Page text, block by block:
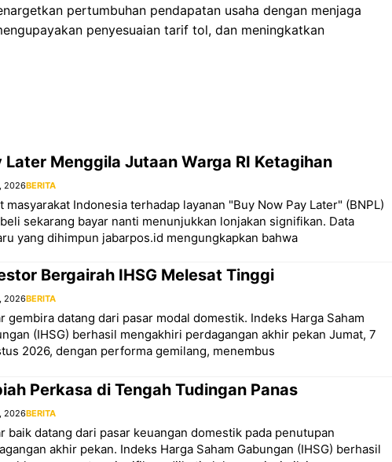
pertumbuhan pendapatan usaha dengan menjaga
penyesuaian tarif tol, dan meningkatkan
Later Menggila Jutaan Warga RI Ketagihan
2026BERITA
masyarakat Indonesia terhadap layanan "Buy Now Pay Later" (BNPL)
sekarang bayar nanti menunjukkan lonjakan signifikan. Data
yang dihimpun jabarpos.id mengungkapkan bahwa
Bergairah IHSG Melesat Tinggi
2026BERITA
gembira datang dari pasar modal domestik. Indeks Harga Saham
(IHSG) berhasil mengakhiri perdagangan akhir pekan Jumat, 7
2026, dengan performa gemilang, menembus
Perkasa di Tengah Tudingan Panas
2026BERITA
baik datang dari pasar keuangan domestik pada penutupan
akhir pekan. Indeks Harga Saham Gabungan (IHSG) berhasil